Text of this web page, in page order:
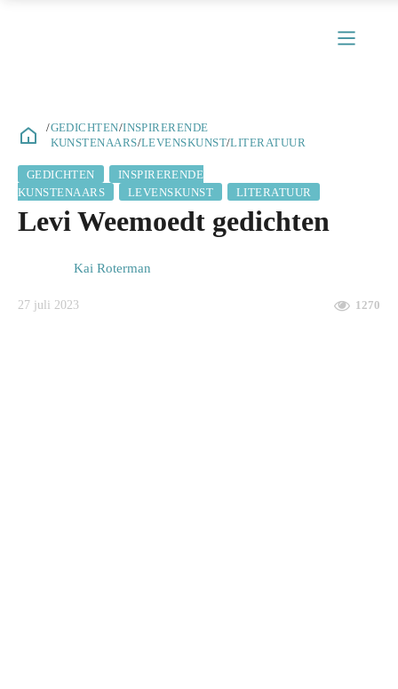
/GEDICHTEN/INSPIRERENDE
KUNSTENAARS/LEVENSKUNST/LITERATUUR
GEDICHTEN
INSPIRERENDE
KUNSTENAARS
LEVENSKUNST LITERATUUR
Levi Weemoedt gedichten
Kai Roterman
27 juli 2023 1270